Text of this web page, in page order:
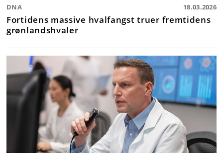
DNA 18.03.2026
Fortidens massive hvalfangst truer fremtidens
grønlandshvaler